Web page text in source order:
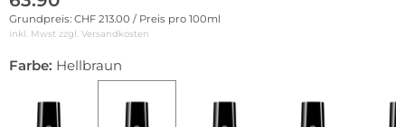
Grundpreis: CHF 213.00 / Preis pro 100ml
inkl. Mwst zzgl. Versandkosten
Farbe: Hellbraun